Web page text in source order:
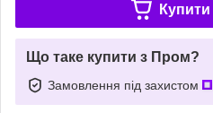
Купити
Що таке купити з Пром?
Замовлення під захистом